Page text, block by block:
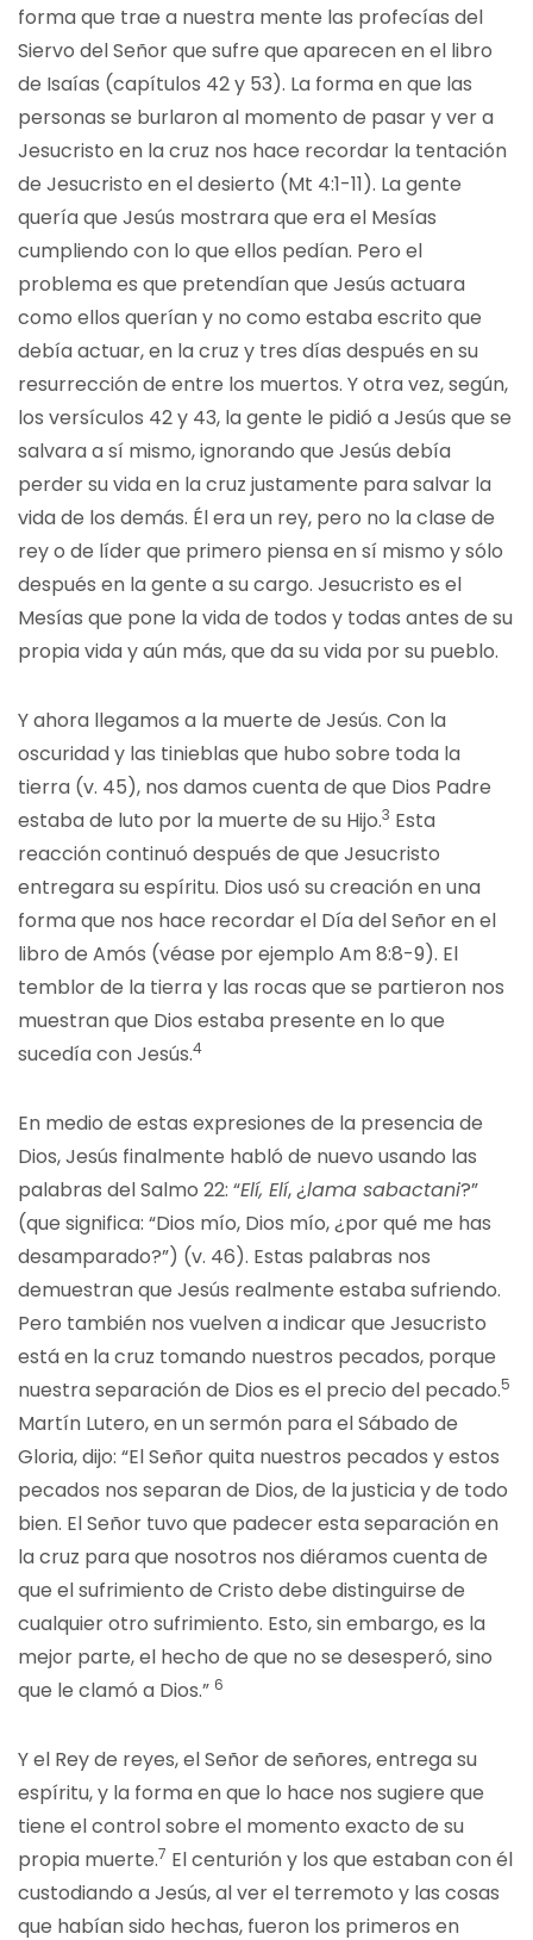
forma que trae a nuestra mente las profecías del
Siervo del Señor que sufre que aparecen en el libro
de Isaías (capítulos 42 y 53). La forma en que las
personas se burlaron al momento de pasar y ver a
Jesucristo en la cruz nos hace recordar la tentación
de Jesucristo en el desierto (Mt 4:1-11). La gente
quería que Jesús mostrara que era el Mesías
cumpliendo con lo que ellos pedían. Pero el
problema es que pretendían que Jesús actuara
como ellos querían y no como estaba escrito que
debía actuar, en la cruz y tres días después en su
resurrección de entre los muertos. Y otra vez, según,
los versículos 42 y 43, la gente le pidió a Jesús que se
salvara a sí mismo, ignorando que Jesús debía
perder su vida en la cruz justamente para salvar la
vida de los demás. Él era un rey, pero no la clase de
rey o de líder que primero piensa en sí mismo y sólo
después en la gente a su cargo. Jesucristo es el
Mesías que pone la vida de todos y todas antes de su
propia vida y aún más, que da su vida por su pueblo.
Y ahora llegamos a la muerte de Jesús. Con la
oscuridad y las tinieblas que hubo sobre toda la
tierra (v. 45), nos damos cuenta de que Dios Padre
estaba de luto por la muerte de su Hijo.3 Esta
reacción continuó después de que Jesucristo
entregara su espíritu. Dios usó su creación en una
forma que nos hace recordar el Día del Señor en el
libro de Amós (véase por ejemplo Am 8:8-9). El
temblor de la tierra y las rocas que se partieron nos
muestran que Dios estaba presente en lo que
sucedía con Jesús.4
En medio de estas expresiones de la presencia de
Dios, Jesús finalmente habló de nuevo usando las
palabras del Salmo 22: “Elí, Elí, ¿lama sabactani?”
(que significa: “Dios mío, Dios mío, ¿por qué me has
desamparado?”) (v. 46). Estas palabras nos
demuestran que Jesús realmente estaba sufriendo.
Pero también nos vuelven a indicar que Jesucristo
está en la cruz tomando nuestros pecados, porque
nuestra separación de Dios es el precio del pecado.5
Martín Lutero, en un sermón para el Sábado de
Gloria, dijo: “El Señor quita nuestros pecados y estos
pecados nos separan de Dios, de la justicia y de todo
bien. El Señor tuvo que padecer esta separación en
la cruz para que nosotros nos diéramos cuenta de
que el sufrimiento de Cristo debe distinguirse de
cualquier otro sufrimiento. Esto, sin embargo, es la
mejor parte, el hecho de que no se desesperó, sino
que le clamó a Dios.” 6
Y el Rey de reyes, el Señor de señores, entrega su
espíritu, y la forma en que lo hace nos sugiere que
tiene el control sobre el momento exacto de su
propia muerte.7 El centurión y los que estaban con él
custodiando a Jesús, al ver el terremoto y las cosas
que habían sido hechas, fueron los primeros en